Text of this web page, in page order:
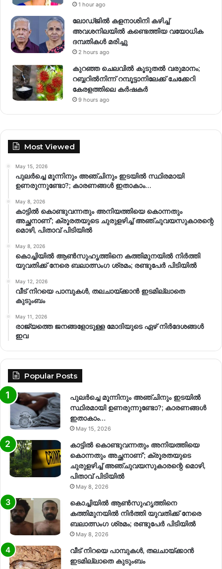
1 hour ago
ലോഡ്ജിൽ കളനാശിനി കഴിച്ച്
അവശനിലയിൽ കണ്ടെത്തിയ വയോധിക
ദമ്പതികൾ മരിച്ചു
2 hours ago
കുറഞ്ഞ ചെലവിൽ കൂടുതൽ വരുമാനം;
റബ്ബറിൽനിന്ന് റമ്പൂട്ടാനിലേക്ക് ചേക്കേറി
കേരളത്തിലെ കർഷകർ
9 hours ago
Most Viewed
May 15, 2026
പുലർച്ചെ മൂന്നിനും അഞ്ചിനും ഇടയിൽ സ്ഥിരമായി
ഉണരുന്നുണ്ടോ?; കാരണങ്ങള്‍ ഇതാകാം…
May 8, 2026
കാട്ടിൽ കൊണ്ടുവന്നതും അനിയത്തിയെ കൊന്നതും
അച്ഛനാണ്’; ക്രൂരതയുടെ ചുരുളഴിച്ച് അഞ്ചുവയസുകാരന്റെ
മൊഴി, പിതാവ് പിടിയിൽ
May 8, 2026
കൊച്ചിയിൽ ആൺസുഹൃത്തിനെ കത്തിമുനയിൽ നിർത്തി
യുവതിക്ക് നേരെ ബലാത്സംഗ​ ശ്രമം; രണ്ടുപേർ പിടിയിൽ
May 12, 2026
വീട് നിറയെ പാമ്പുകൾ, തലചായ്ക്കാൻ ഇടമില്ലാതെ
കുടുംബം
May 11, 2026
രാജ്യത്തെ ജനങ്ങളോടുള്ള മോദിയുടെ ഏഴ് നിര്‍ദേശങ്ങള്‍
ഇവ
Popular Posts
പുലർച്ചെ മൂന്നിനും അഞ്ചിനും ഇടയിൽ
സ്ഥിരമായി ഉണരുന്നുണ്ടോ?; കാരണങ്ങള്‍
ഇതാകാം…
May 15, 2026
കാട്ടിൽ കൊണ്ടുവന്നതും അനിയത്തിയെ
കൊന്നതും അച്ഛനാണ്’; ക്രൂരതയുടെ
ചുരുളഴിച്ച് അഞ്ചുവയസുകാരന്റെ മൊഴി,
പിതാവ് പിടിയിൽ
May 8, 2026
കൊച്ചിയിൽ ആൺസുഹൃത്തിനെ
കത്തിമുനയിൽ നിർത്തി യുവതിക്ക് നേരെ
ബലാത്സംഗ​ ശ്രമം; രണ്ടുപേർ പിടിയിൽ
May 8, 2026
വീട് നിറയെ പാമ്പുകൾ, തലചായ്ക്കാൻ
ഇടമില്ലാതെ കുടുംബം